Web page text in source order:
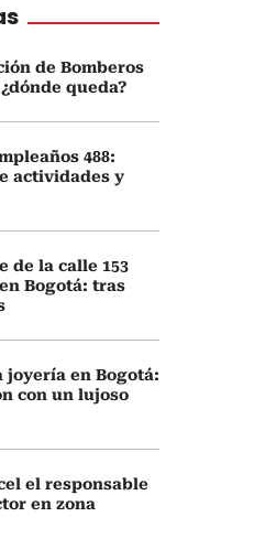
de Bomberos
queda?
488:
actividades y
de la calle 153
Bogotá: tras
joyería en Bogotá:
con un lujoso
el responsable
en zona